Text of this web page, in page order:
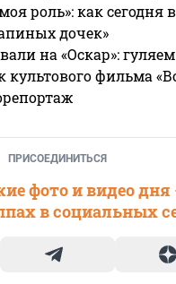
роль»: как сегодня
дочек»
на «Оскар»:
культового фильма
ПРИСОЕДИНИТЬСЯ
фото и видео дня
в социальных